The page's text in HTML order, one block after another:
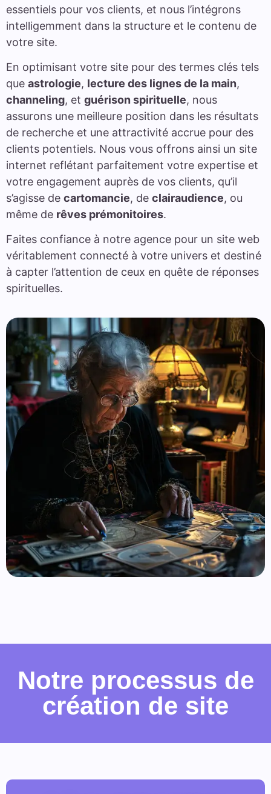
essentiels pour vos clients, et nous l’intégrons
intelligemment dans la structure et le contenu de
votre site.
En optimisant votre site pour des termes clés tels
que astrologie, lecture des lignes de la main,
channeling, et guérison spirituelle, nous
assurons une meilleure position dans les résultats
de recherche et une attractivité accrue pour des
clients potentiels. Nous vous offrons ainsi un site
internet reflétant parfaitement votre expertise et
votre engagement auprès de vos clients, qu’il
s’agisse de cartomancie, de clairaudience, ou
même de rêves prémonitoires.
Faites confiance à notre agence pour un site web
véritablement connecté à votre univers et destiné
à capter l’attention de ceux en quête de réponses
spirituelles.
Notre processus de
création de site